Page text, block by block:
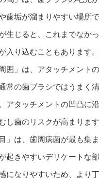
歯垢が溜まりやすい場所
生じると、これまでなか
入り込むこともあります
囲」は、アタッチメント
常の歯ブラシではうまく
アタッチメントの凹凸に
し歯のリスクが高まります
」は、歯周病菌が最も集
起きやすいデリケートな
になりやすいため、より